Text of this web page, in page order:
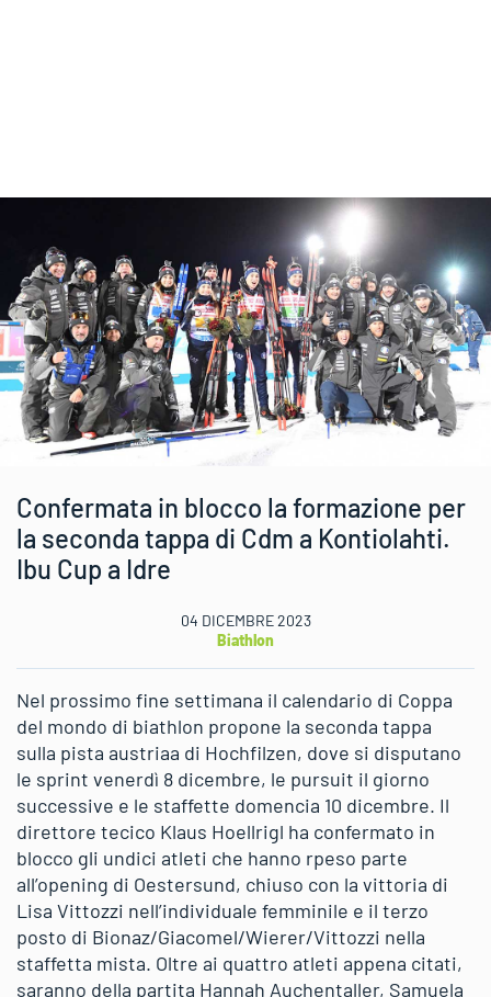
Confermata in blocco la formazione per
la seconda tappa di Cdm a Kontiolahti.
Ibu Cup a Idre
04 DICEMBRE 2023
Biathlon
Nel prossimo fine settimana il calendario di Coppa
del mondo di biathlon propone la seconda tappa
sulla pista austriaa di Hochfilzen, dove si disputano
le sprint venerdì 8 dicembre, le pursuit il giorno
successive e le staffette domencia 10 dicembre. Il
direttore tecico Klaus Hoellrigl ha confermato in
blocco gli undici atleti che hanno rpeso parte
all’opening di Oestersund, chiuso con la vittoria di
Lisa Vittozzi nell’individuale femminile e il terzo
posto di Bionaz/Giacomel/Wierer/Vittozzi nella
staffetta mista. Oltre ai quattro atleti appena citati,
saranno della partita Hannah Auchentaller, Samuela